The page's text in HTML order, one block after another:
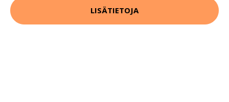
LISÄTIETOJA